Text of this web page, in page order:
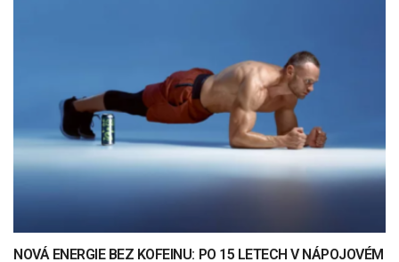
NOVÁ ENERGIE BEZ KOFEINU: PO 15 LETECH V NÁPOJOVÉM